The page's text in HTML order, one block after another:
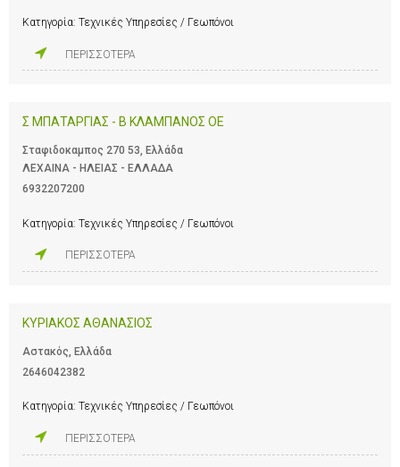
Κατηγορία: Τεχνικές Υπηρεσίες / Γεωπόνοι
ΠΕΡΙΣΣΟΤΕΡΑ
Σ ΜΠΑΤΑΡΓΙΑΣ - Β ΚΛΑΜΠΑΝΟΣ ΟΕ
Σταφιδοκαμπος 270 53, Ελλάδα
ΛΕΧΑΙΝΑ - ΗΛΕΙΑΣ - ΕΛΛΑΔΑ
6932207200
Κατηγορία: Τεχνικές Υπηρεσίες / Γεωπόνοι
ΠΕΡΙΣΣΟΤΕΡΑ
ΚΥΡΙΑΚΟΣ ΑΘΑΝΑΣΙΟΣ
Αστακός, Ελλάδα
2646042382
Κατηγορία: Τεχνικές Υπηρεσίες / Γεωπόνοι
ΠΕΡΙΣΣΟΤΕΡΑ